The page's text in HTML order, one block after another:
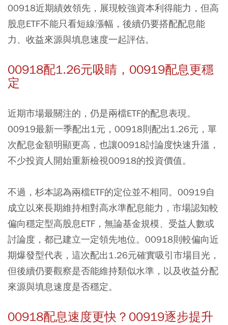
00918近期績效領先，展現較強資本利得能力，但高
股息ETF不能只看短線漲幅，後續仍要搭配配息能
力、收益來源與填息速度一起評估。
00918配1.26元吸睛，00919配息更穩
定
近期市場最關注的，仍是兩檔ETF的配息表現。
00919最新一季配出1元，00918則配出1.26元，單
次配息金額明顯更高，也讓00918討論度快速升溫，
不少投資人開始重新檢視00918的投資價值。
不過，杉本認為兩檔ETF的定位並不相同。00919自
成立以來長期維持相對高水準配息能力，市場認知較
偏向穩定型高股息ETF，無論基金規模、受益人數或
討論度，都已建立一定領先地位。00918則較偏向近
期爆發型代表，這次配出1.26元確實吸引市場目光，
但後續仍要觀察是否能維持類似水準，以及收益分配
來源與填息速度是否穩定。
00918配息速度更快？00919逐步提升